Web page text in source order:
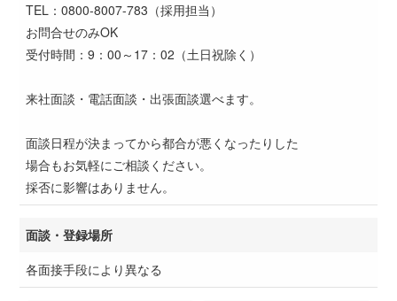
TEL：0800-8007-783（採用担当）
お問合せのみOK
受付時間：9：00～17：02（土日祝除く）
来社面談・電話面談・出張面談選べます。
面談日程が決まってから都合が悪くなったりした
場合もお気軽にご相談ください。
採否に影響はありません。
面談・登録場所
各面接手段により異なる